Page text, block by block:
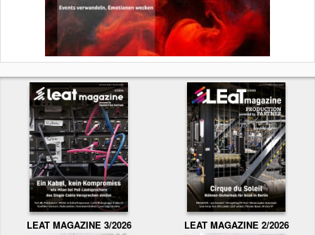
LEAT MAGAZINE 3/2026 LEAT MAGAZINE 2/2026